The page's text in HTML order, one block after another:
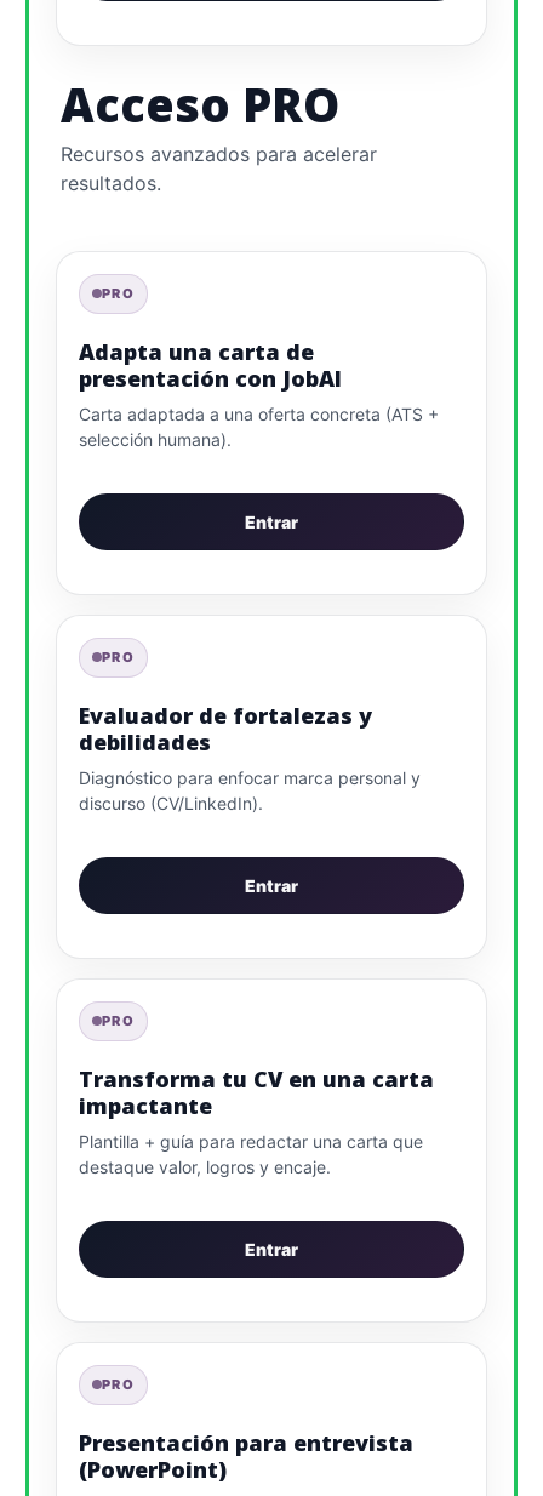
Acceso PRO
Recursos avanzados para acelerar
resultados.
PRO
Adapta una carta de
presentación con JobAI
Carta adaptada a una oferta concreta (ATS +
selección humana).
Entrar
PRO
Evaluador de fortalezas y
debilidades
Diagnóstico para enfocar marca personal y
discurso (CV/LinkedIn).
Entrar
PRO
Transforma tu CV en una carta
impactante
Plantilla + guía para redactar una carta que
destaque valor, logros y encaje.
Entrar
PRO
Presentación para entrevista
(PowerPoint)